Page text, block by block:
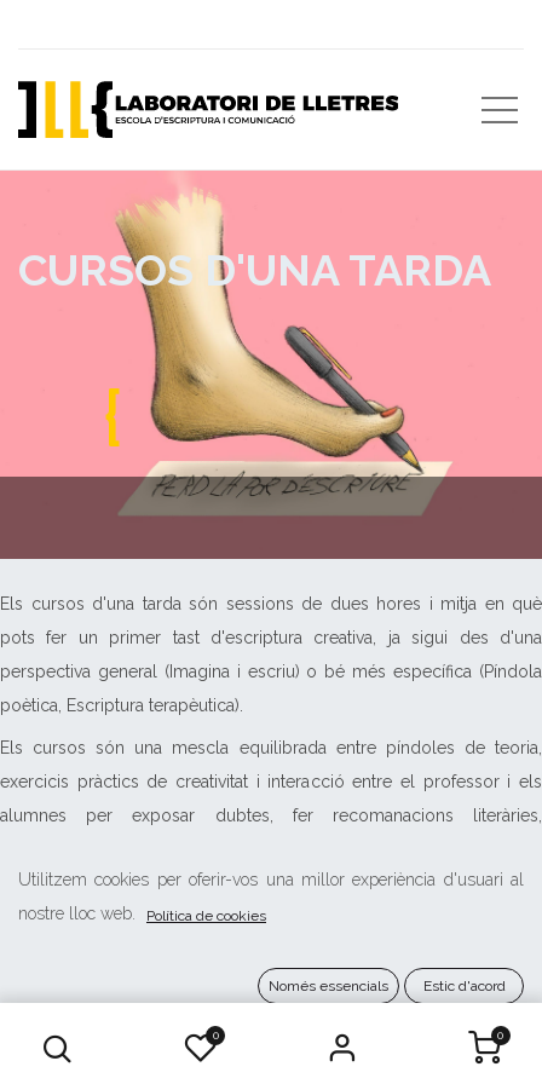
0 0
CURSOS D'UNA TARDA
{
Escriviu alguna cosa...
Els cursos d'una tarda són sessions de dues hores i mitja en què
pots fer un primer tast d'escriptura creativa, ja sigui des d'una
perspectiva general (Imagina i escriu) o bé més específica (Píndola
poètica, Escriptura terapèutica).
Els cursos són una mescla equilibrada entre píndoles de teoria,
exercicis pràctics de creativitat i interacció entre el professor i els
alumnes per exposar dubtes, fer recomanacions literàries,
exercicis seran guiats i es comentaran en grup.
Aquests cursos els fem només en modalitat híbrida
Cursos híbrids (presencial + videoconferència)
Els cursos híbrids et permeten seguir el curs tant presencialment
com per videoconferència. Tu decideixes si el vols fer des de casa o
Utilitzem cookies per oferir-vos una millor experiència d'usuari al
nostre lloc web.
Política de cookies
Només essencials Estic d'acord